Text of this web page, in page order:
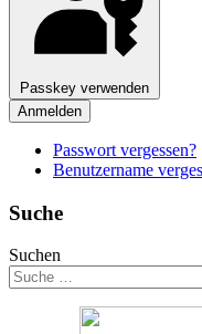
Passkey verwenden
Anmelden
Passwort vergessen?
Benutzername
Suche
Suchen